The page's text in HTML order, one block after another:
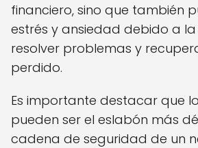
financiero, sino que también
estrés y ansiedad debido a
resolver problemas y
perdido.
Es importante destacar que
pueden ser el eslabón más
cadena de seguridad de un